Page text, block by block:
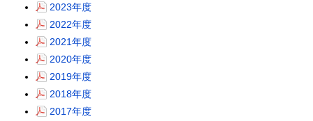
2023年度
2022年度
2021年度
2020年度
2019年度
2018年度
2017年度